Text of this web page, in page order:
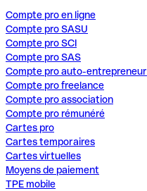
Compte pro en ligne
Compte pro SASU
Compte pro SCI
Compte pro SAS
Compte pro auto-entrepreneur
Compte pro freelance
Compte pro association
Compte pro rémunéré
Cartes pro
Cartes temporaires
Cartes virtuelles
Moyens de paiement
TPE mobile